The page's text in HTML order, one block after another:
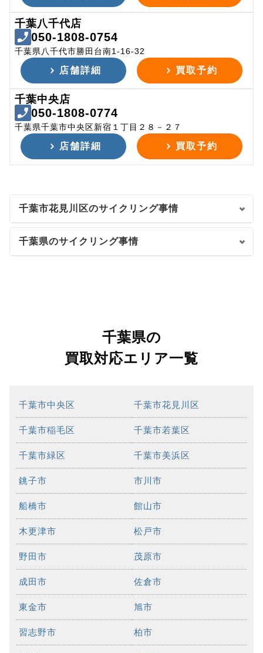
千葉八千代店
050-1808-0754
千葉県八千代市勝田台南1-16-32
店舗詳細 買取予約
千葉中央店
050-1808-0774
千葉県千葉市中央区新宿１丁目２８－２７
店舗詳細 買取予約
千葉市花見川区のサイクリング事情
千葉県のサイクリング事情
千葉県の
買取対応エリア一覧
千葉市中央区 千葉市花見川区
千葉市稲毛区 千葉市若葉区
千葉市緑区 千葉市美浜区
銚子市 市川市
船橋市 館山市
木更津市 松戸市
野田市 茂原市
成田市 佐倉市
東金市 旭市
習志野市 柏市